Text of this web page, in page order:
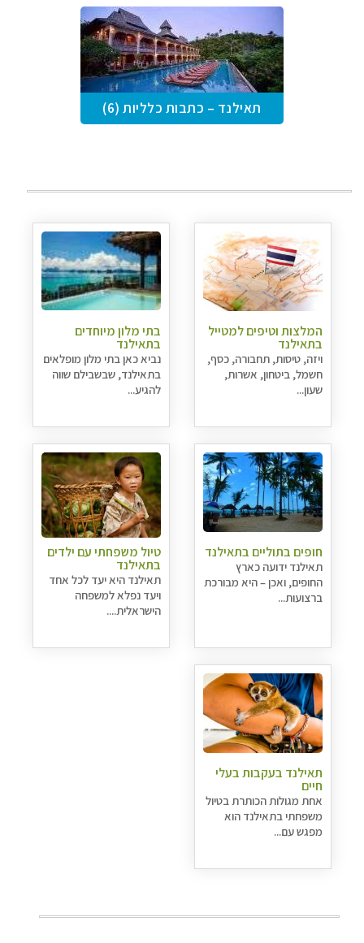
תאילנד – כתבות כלליות (6)
המלצות וטיפים למטייל
בתאילנד
ויזה, טיסות, תחבורה, כסף,
חשמל, ביטחון, אשרות,
שעון...
בתי מלון מיוחדים
בתאילנד
נביא כאן בתי מלון מופלאים
בתאילנד, שבשבילם שווה
להגיע...
חופים בתוליים בתאילנד
תאילנד ידועה כארץ
החופים, ואכן – היא מבורכת
ברצועות...
טיול משפחתי עם ילדים
בתאילנד
תאילנד היא יעד לכל אחד
ויעד נפלא למשפחה
הישראלית....
תאילנד בעקבות בעלי
חיים
אחת מגולות הכותרת בטיול
משפחתי בתאילנד הוא
מפגש עם...